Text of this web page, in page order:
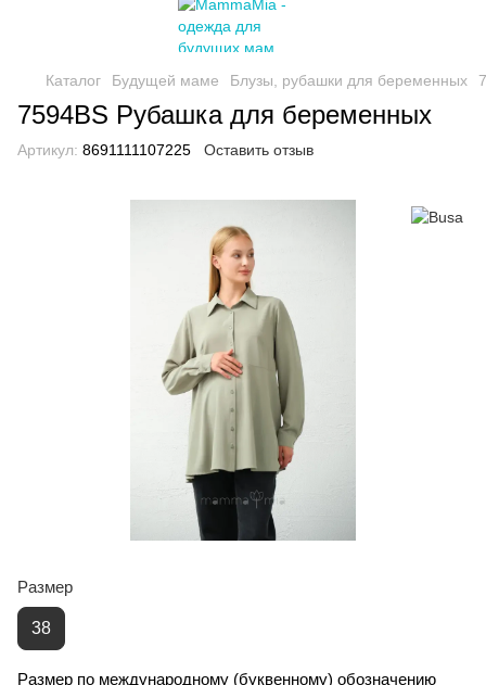
Каталог Будущей маме Блузы, рубашки для беременных
7594BS Рубашка для беременных
Артикул: 8691111107225 Оставить отзыв
Размер
38
Размер по международному (буквенному) обозначению